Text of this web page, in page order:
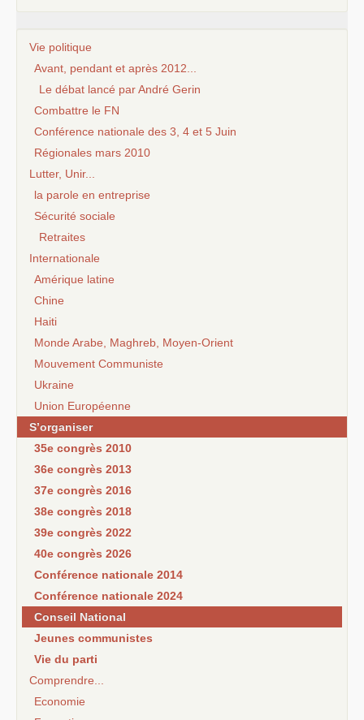
Vie politique
Avant, pendant et après 2012...
Le débat lancé par André Gerin
Combattre le FN
Conférence nationale des 3, 4 et 5 Juin
Régionales mars 2010
Lutter, Unir...
la parole en entreprise
Sécurité sociale
Retraites
Internationale
Amérique latine
Chine
Haiti
Monde Arabe, Maghreb, Moyen-Orient
Mouvement Communiste
Ukraine
Union Européenne
S’organiser
35e congrès 2010
36e congrès 2013
37e congrès 2016
38e congrès 2018
39e congrès 2022
40e congrès 2026
Conférence nationale 2014
Conférence nationale 2024
Conseil National
Jeunes communistes
Vie du parti
Comprendre...
Economie